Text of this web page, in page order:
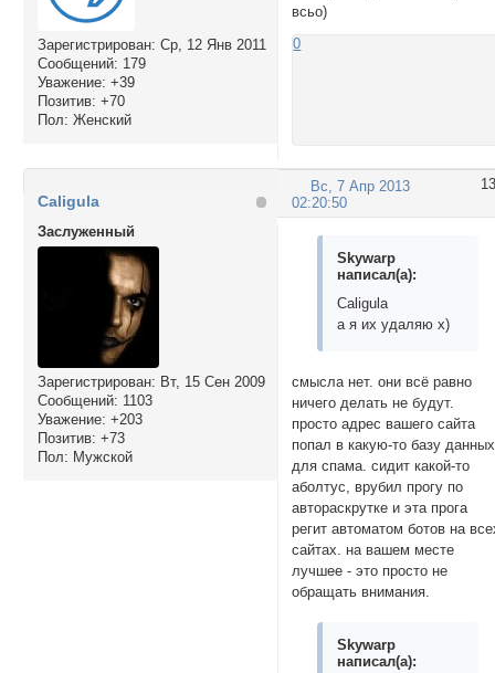
Зарегистрирован: Ср, 12 Янв 2011
Сообщений: 179
Уважение: +39
Позитив: +70
Пол: Женский
всьо)
0
13
Вс, 7 Апр 2013
02:20:50
Caligula
Заслуженный
Зарегистрирован: Вт, 15 Сен 2009
Сообщений: 1103
Уважение: +203
Позитив: +73
Пол: Мужской
Skywarp
написал(а):
Caligula
а я их удаляю х)
смысла нет. они всё равно
ничего делать не будут.
просто адрес вашего сайта
попал в какую-то базу данных
для спама. сидит какой-то
аболтус, врубил прогу по
автораскрутке и эта прога
регит автоматом ботов на
сайтах. на вашем месте
лучшее - это просто не
обращать внимания.
Skywarp
написал(а):